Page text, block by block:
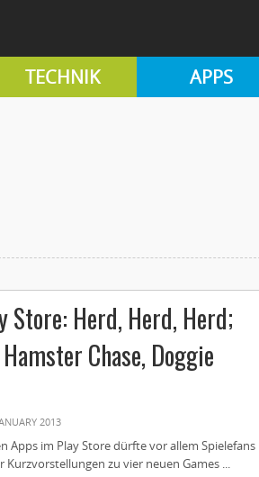
TECHNIK APPS
Store: Herd, Herd, Herd;
Chase, Doggie
2013
Apps im Play Store dürfte vor allem Spielefans
zu vier neuen Games ...